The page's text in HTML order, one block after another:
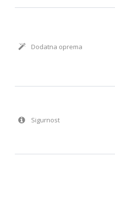
Dodatna oprema
Sigurnost